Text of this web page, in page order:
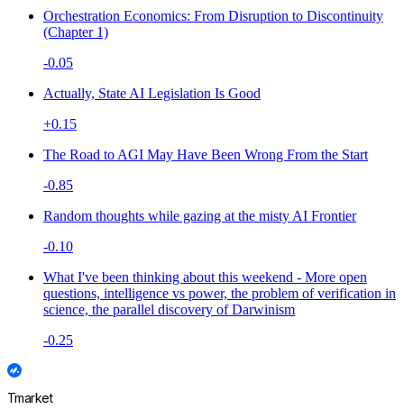
Orchestration Economics: From Disruption to Discontinuity
(Chapter 1)
-0.05
Actually, State AI Legislation Is Good
+0.15
The Road to AGI May Have Been Wrong From the Start
-0.85
Random thoughts while gazing at the misty AI Frontier
-0.10
What I've been thinking about this weekend - More open
questions, intelligence vs power, the problem of verification in
science, the parallel discovery of Darwinism
-0.25
Tmarket